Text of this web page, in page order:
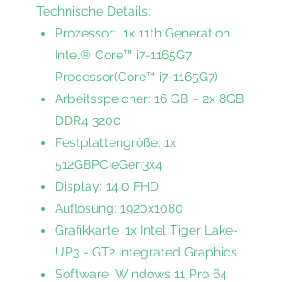
Technische Details:
Prozessor: 1x 11th Generation
Intel® Core™ i7-1165G7
Processor(Core™ i7-1165G7)
Arbeitsspeicher: 16 GB – 2x 8GB
DDR4 3200
Festplattengröße: 1x
512GBPCIeGen3x4
Display: 14.0 FHD
Auflösung: 1920x1080
Grafikkarte: 1x Intel Tiger Lake-
UP3 - GT2 Integrated Graphics
Software: Windows 11 Pro 64